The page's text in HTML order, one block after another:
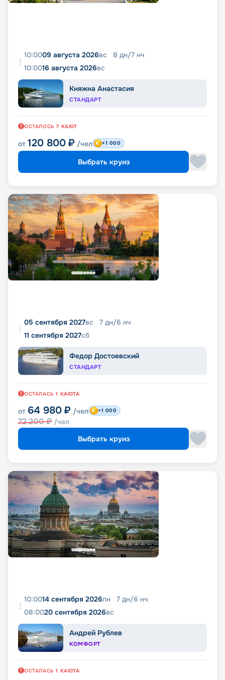
10:0009 августа 2026вс 8 дн/7 нч
10:0016 августа 2026вс
Княжна Анастасия
СТАНДАРТ
ОСТАЛОСЬ 7 КАЮТ
от 120 800 ₽ /чел +1 000
Выбрать круиз
05 сентября 2027вс 7 дн/6 нч
11 сентября 2027сб
Федор Достоевский
СТАНДАРТ
ОСТАЛАСЬ 1 КАЮТА
от 64 980 ₽ /чел
72 200₽ /чел
+1 000
Выбрать круиз
10:0014 сентября 2026пн 7 дн/6 нч
08:0020 сентября 2026вс
Андрей Рублев
КОМФОРТ
ОСТАЛАСЬ 1 КАЮТА